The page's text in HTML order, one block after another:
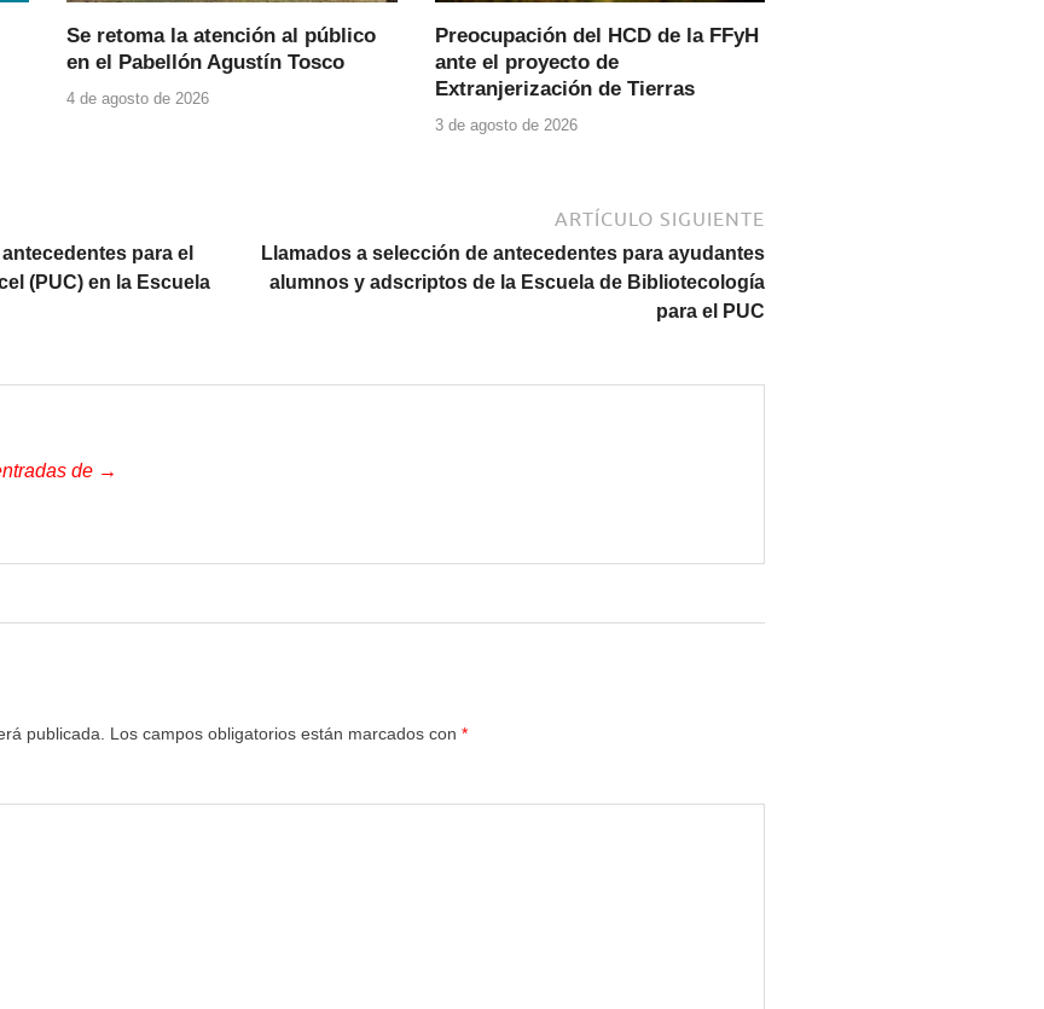
Se retoma la atención al público
en el Pabellón Agustín Tosco
4 de agosto de 2026
Preocupación del HCD de la FFyH
ante el proyecto de
Extranjerización de Tierras
3 de agosto de 2026
para el
(PUC) en la Escuela
ARTÍCULO SIGUIENTE
Llamados a selección de antecedentes para ayudantes
alumnos y adscriptos de la Escuela de Bibliotecología
para el PUC
de →
publicada. Los campos obligatorios están marcados con *